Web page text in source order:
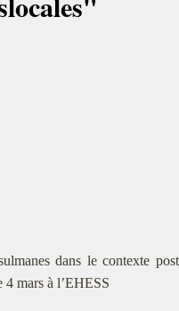
dans le contexte
mars à l’EHESS